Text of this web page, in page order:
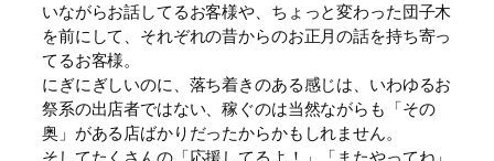
いながらお話してるお客様や、ちょっと変わった団子木
を前にして、それぞれの昔からのお正月の話を持ち寄っ
てるお客様。
にぎにぎしいのに、落ち着きのある感じは、いわゆるお
祭系の出店者ではない、稼ぐのは当然ながらも「その
奥」がある店ばかりだったからかもしれません。